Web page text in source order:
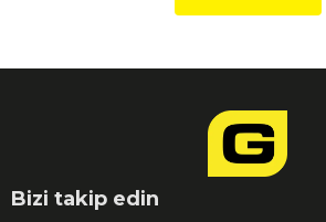
Bizi takip edin